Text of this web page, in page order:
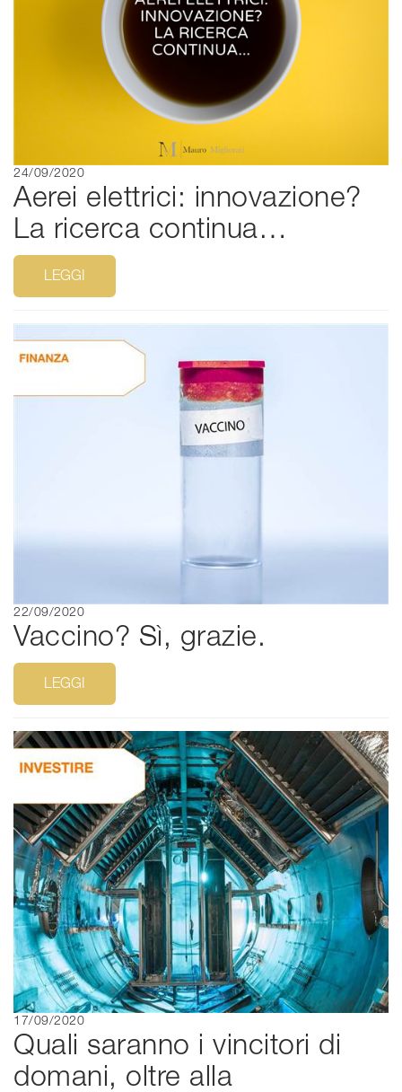
24/09/2020
Aerei elettrici: innovazione?
La ricerca continua…
LEGGI
22/09/2020
Vaccino? Sì, grazie.
LEGGI
17/09/2020
Quali saranno i vincitori di
domani, oltre alla